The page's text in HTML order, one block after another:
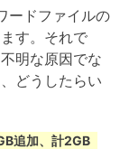
ードファイルの
す。それで
明な原因でな
どうしたらい
追加、計2GB